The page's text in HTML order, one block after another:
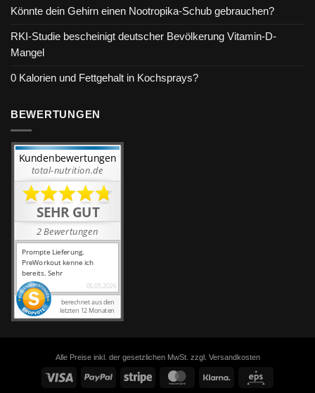
Könnte dein Gehirn einen Nootropika-Schub gebrauchen?
RKI-Studie bescheinigt deutscher Bevölkerung Vitamin-D-
Mangel
0 Kalorien und Fettgehalt in Kochsprays?
BEWERTUNGEN
Alle Preise inkl. der gesetzlichen MwSt. zzgl. Versandkosten
Visa PayPal Stripe MasterCard Klarna